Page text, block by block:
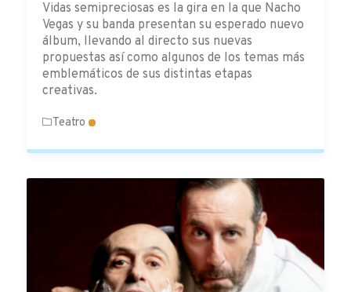
Vidas semipreciosas es la gira en la que Nacho
Vegas y su banda presentan su esperado nuevo
álbum, llevando al directo sus nuevas
propuestas así como algunos de los temas más
emblemáticos de sus distintas etapas
creativas.
Teatro